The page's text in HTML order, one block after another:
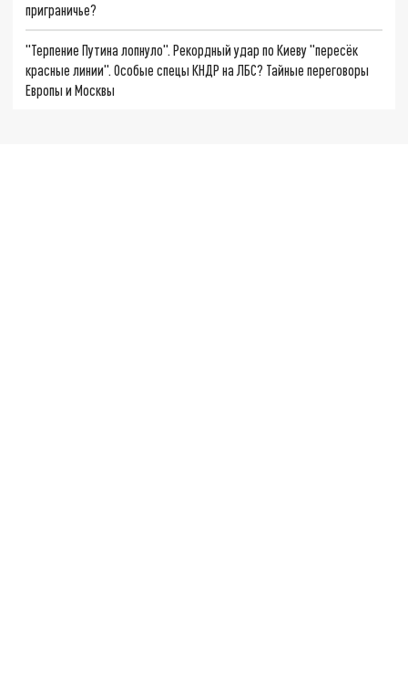
приграничье?
"Терпение Путина лопнуло". Рекордный удар по Киеву "пересёк
красные линии". Особые спецы КНДР на ЛБС? Тайные переговоры
Европы и Москвы